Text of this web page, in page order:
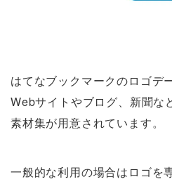
はてなブックマークのロゴデ
Webサイトやブログ、新聞な
素材集が用意されています。
一般的な利用の場合はロゴを